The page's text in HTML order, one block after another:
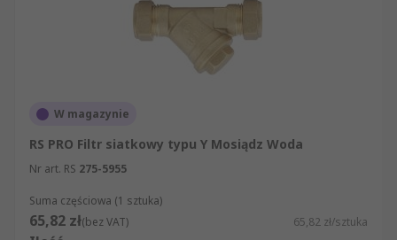
W magazynie
RS PRO Filtr siatkowy typu Y Mosiądz Woda
Nr art. RS 275-5955
Suma częściowa (1 sztuka)
65,82 zł(bez VAT) 65,82 zł/sztuka